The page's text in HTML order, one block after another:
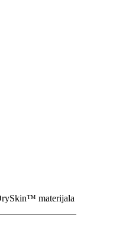
materijala